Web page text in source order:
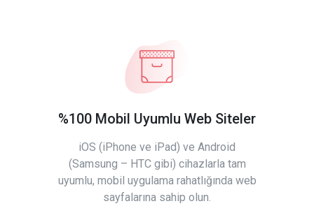
%100 Mobil Uyumlu Web Siteler
iOS (iPhone ve iPad) ve Android
(Samsung – HTC gibi) cihazlarla tam
uyumlu, mobil uygulama rahatlığında web
sayfalarına sahip olun.